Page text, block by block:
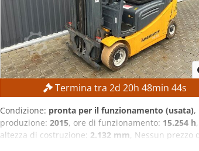
Termina tra2d20h48min43s
Condizione: pronta per il funzionamento (usata),
produzione: 2015, ore di funzionamento: 15.254 h
altezza di costruzione: 2.132 mm, Nessun prezzo
Altezza massima di sollevamento: 1.490 mm